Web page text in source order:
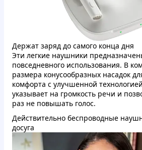
Держат заряд до самого конца дня
Эти легкие наушники
повседневного использования. В
размера конусообразных насадок
комфорта с улучшенной
указывает на громкость речи и
раз не повышать голос.
Действительно беспроводные
досуга